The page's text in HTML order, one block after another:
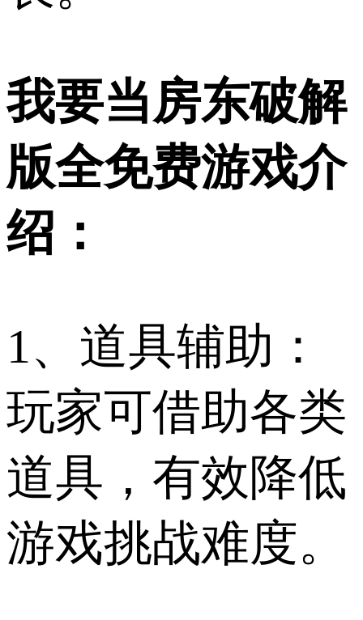
我要当房东破解
版全免费游戏介
绍：
1、道具辅助：
玩家可借助各类
道具，有效降低
游戏挑战难度。